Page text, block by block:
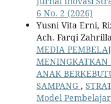
6 No. 2 (2026)
Yusni Vita Erni,
Ach. Farqi
MEDIA
MENINGKATKAN
ANAK
SAMPANG ,
Model